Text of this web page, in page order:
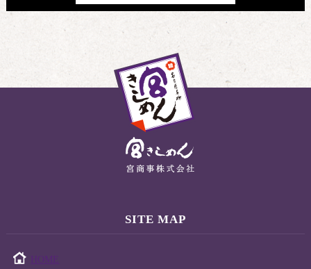
SITE MAP
HOME